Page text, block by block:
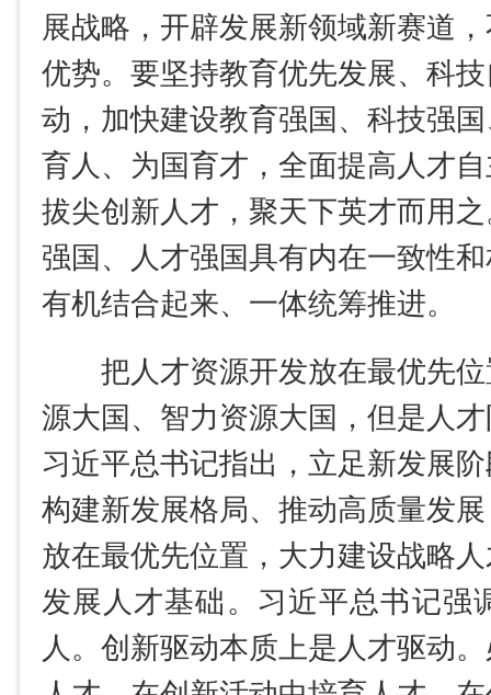
展战略，开辟发展新领域新赛道
优势。要坚持教育优先发展、科
动，加快建设教育强国、科技强
育人、为国育才，全面提高人才
拔尖创新人才，聚天下英才而用
强国、人才强国具有内在一致性
有机结合起来、一体统筹推进。
把人才资源开发放在最优先位
源大国、智力资源大国，但是人
习近平总书记指出，立足新发展
构建新发展格局、推动高质量发
放在最优先位置，大力建设战略
发展人才基础。习近平总书记强
人。创新驱动本质上是人才驱动